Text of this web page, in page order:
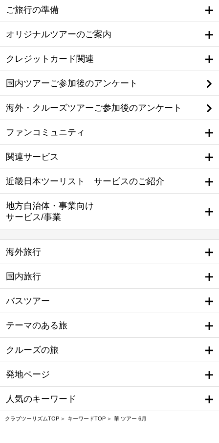
ご旅行の準備
オリジナルツアーのご案内
クレジットカード関連
国内ツアーご参加後のアンケート
海外・クルーズツアーご参加後のアンケート
ファンコミュニティ
関連サービス
近畿日本ツーリスト サービスのご紹介
地方自治体・事業向け
サービス/事業
海外旅行
国内旅行
バスツアー
テーマのある旅
クルーズの旅
発地ページ
人気のキーワード
クラブツーリズムTOP キーワードTOP 華 ツアー 6月